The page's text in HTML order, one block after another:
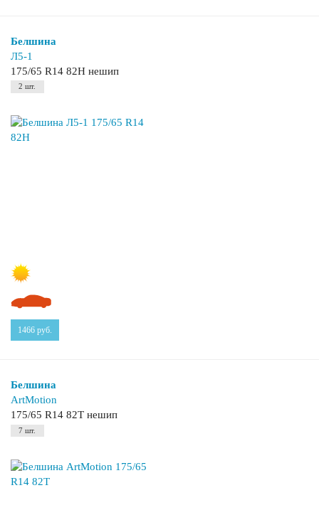
Белшина
Л5-1
175/65 R14 82H нешип
2 шт.
1466 руб.
Белшина
ArtMotion
175/65 R14 82T нешип
7 шт.